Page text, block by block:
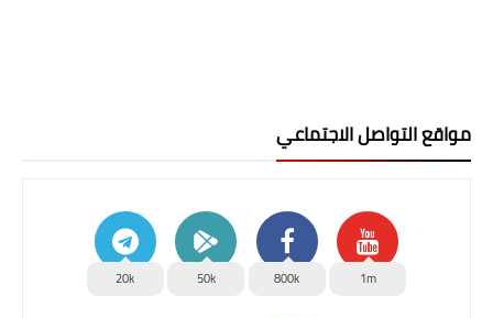
مواقع التواصل الاجتماعي
1m
800k
50k
20k